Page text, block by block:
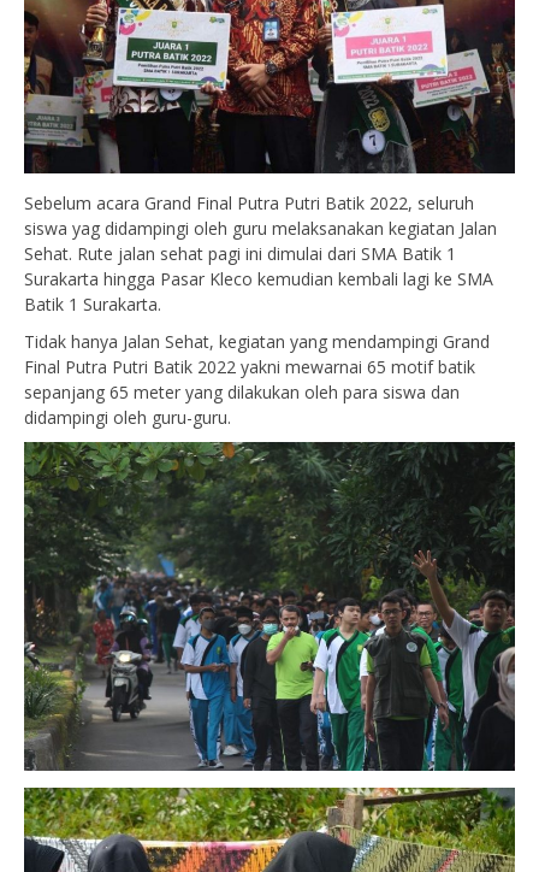
Sebelum acara Grand Final Putra Putri Batik 2022, seluruh
siswa yag didampingi oleh guru melaksanakan kegiatan Jalan
Sehat. Rute jalan sehat pagi ini dimulai dari SMA Batik 1
Surakarta hingga Pasar Kleco kemudian kembali lagi ke SMA
Batik 1 Surakarta.
Tidak hanya Jalan Sehat, kegiatan yang mendampingi Grand
Final Putra Putri Batik 2022 yakni mewarnai 65 motif batik
sepanjang 65 meter yang dilakukan oleh para siswa dan
didampingi oleh guru-guru.